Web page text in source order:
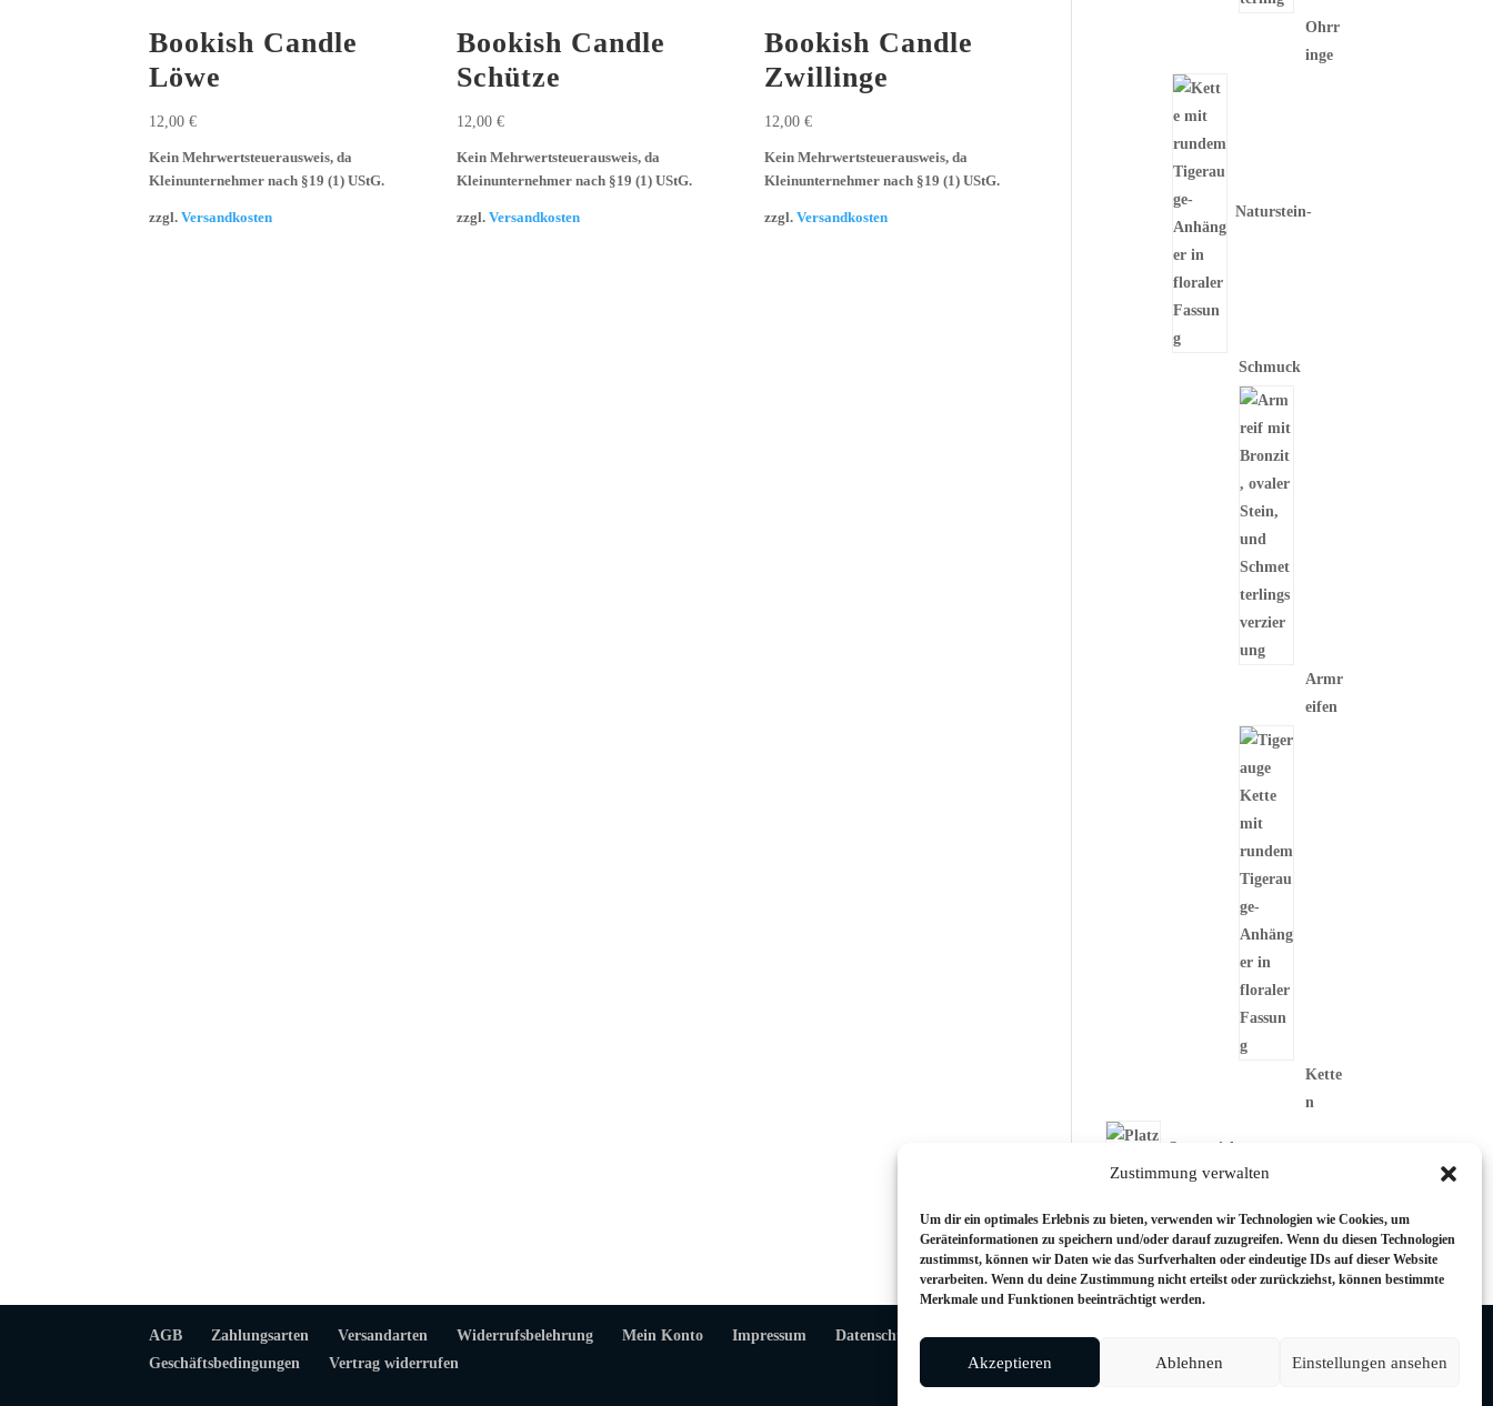
Zustimmung verwalten
Um dir ein optimales Erlebnis zu bieten, verwenden wir Technologien wie Cookies, um
Geräteinformationen zu speichern und/oder darauf zuzugreifen. Wenn du diesen Technologien
zustimmst, können wir Daten wie das Surfverhalten oder eindeutige IDs auf dieser Website
verarbeiten. Wenn du deine Zustimmung nicht erteilst oder zurückziehst, können bestimmte
Merkmale und Funktionen beeinträchtigt werden.
Akzeptieren Ablehnen Einstellungen ansehen
Bookish Candle
Löwe
12,00€
Kein Mehrwertsteuerausweis, da
Kleinunternehmer nach §19 (1) UStG.
zzgl.Versandkosten
Bookish Candle
Schütze
12,00€
Kein Mehrwertsteuerausweis, da
Kleinunternehmer nach §19 (1) UStG.
zzgl.Versandkosten
Bookish Candle
Zwillinge
12,00€
Kein Mehrwertsteuerausweis, da
Kleinunternehmer nach §19 (1) UStG.
zzgl.Versandkosten
Ohrr
inge
Naturstein-
Schmuck
Armr
eifen
Kette
n
Sternzeichen
Kerzen
AGB Zahlungsarten Versandarten Widerrufsbelehrung Mein Konto Impressum Datenschutzerklärung
Cookie-Richtlinie (EU)
Geschäftsbedingungen
Vertrag widerrufen